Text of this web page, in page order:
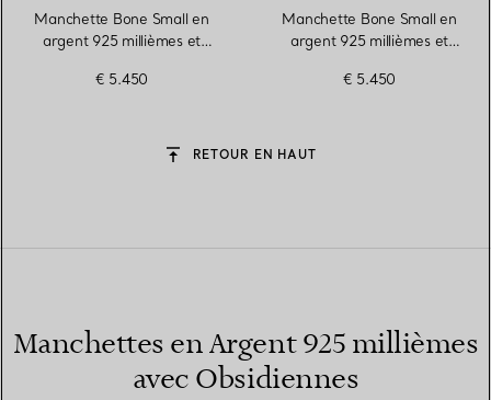
Manchette Bone Small en
argent 925 millièmes et
€ 5.450
Manchette Bone Small en
argent 925 millièmes et
€ 5.450
RETOUR EN HAUT
Manchettes en Argent 925 millièmes
avec Obsidiennes